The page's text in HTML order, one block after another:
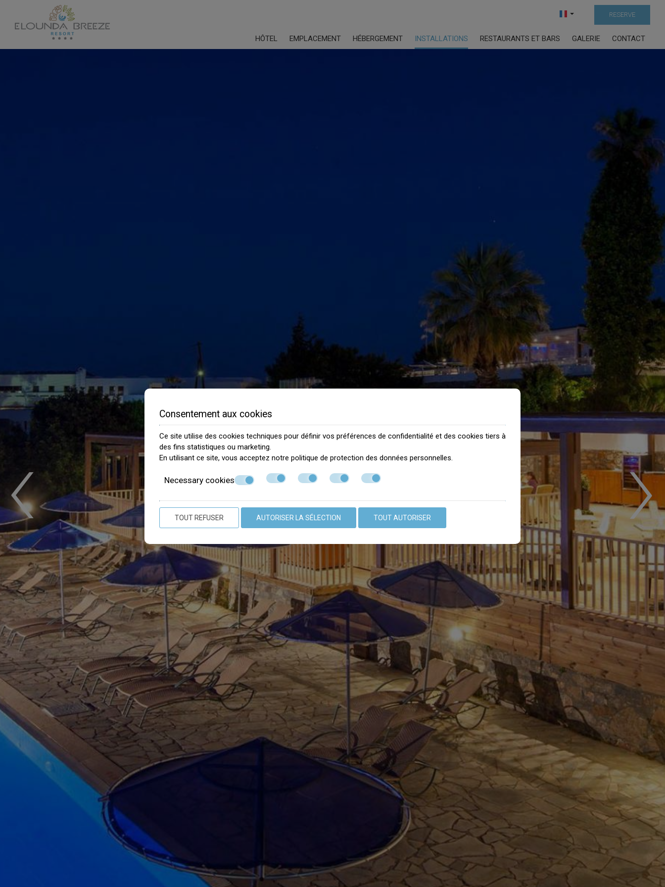
RESERVE
HÔTEL EMPLACEMENT HÉBERGEMENT INSTALLATIONS RESTAURANTS ET BARS GALERIE CONTACT
‹ ›
Consentement aux cookies
Ce site utilise des cookies techniques pour définir vos préférences de confidentialité et des cookies tiers à
des fins statistiques ou marketing.
En utilisant ce site, vous acceptez notre politique de protection des données personnelles.
Necessary cookies
TOUT REFUSER AUTORISER LA SÉLECTION TOUT AUTORISER